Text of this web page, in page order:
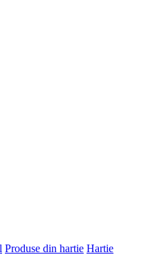
Produse din hartie Hartie